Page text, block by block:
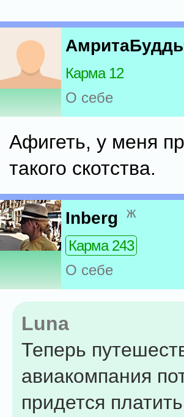
Карма 12
О себе
Афигеть, у меня
такого скотства.
Inberg ж
Карма 243
О себе
Luna
Теперь
авиакомпания
придется